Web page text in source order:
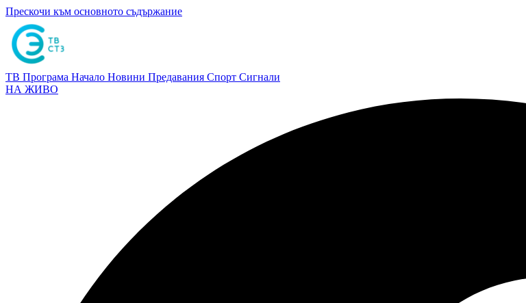
Прескочи към основното съдържание
ТВ Програма Начало Новини Предавания Спорт Сигнали
НА ЖИВО